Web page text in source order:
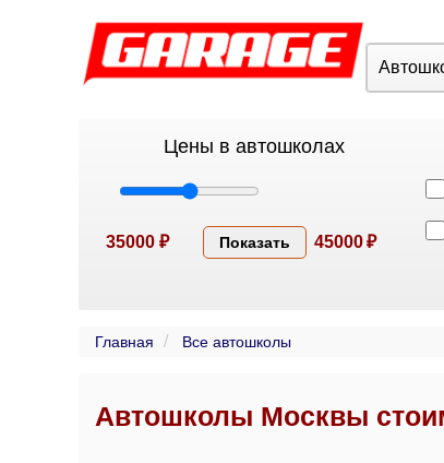
Цены в автошколах
35000 ₽ Показать 45000 ₽
Главная Все автошколы
Автошколы Москвы